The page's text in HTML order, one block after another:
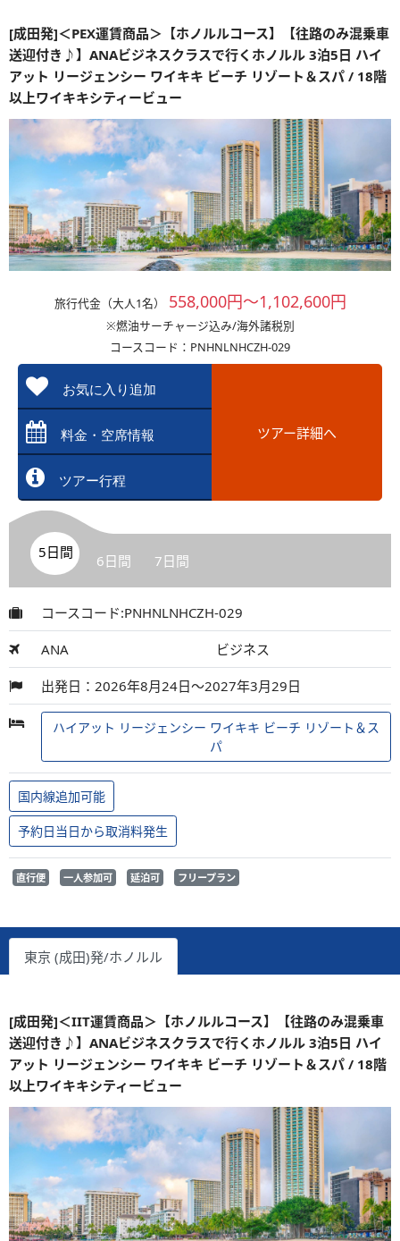
[成田発]＜PEX運賃商品＞【ホノルルコース】【往路のみ混乗車
送迎付き♪】ANAビジネスクラスで行くホノルル 3泊5日 ハイ
アット リージェンシー ワイキキ ビーチ リゾート＆スパ / 18階
以上ワイキキシティービュー
旅行代金（大人1名） 558,000円～1,102,600円
※燃油サーチャージ込み/海外諸税別
コースコード：PNHNLNHCZH-029
お気に入り追加
料金・空席情報
ツアー行程
ツアー詳細へ
5日間 6日間 7日間
コースコード:PNHNLNHCZH-029
ANA ビジネス
出発日：2026年8月24日～2027年3月29日
ハイアット リージェンシー ワイキキ ビーチ リゾート＆ス
パ
国内線追加可能
予約日当日から取消料発生
直行便 一人参加可 延泊可 フリープラン
東京 (成田)発/ホノルル
[成田発]＜IIT運賃商品＞【ホノルルコース】【往路のみ混乗車
送迎付き♪】ANAビジネスクラスで行くホノルル 3泊5日 ハイ
アット リージェンシー ワイキキ ビーチ リゾート＆スパ / 18階
以上ワイキキシティービュー